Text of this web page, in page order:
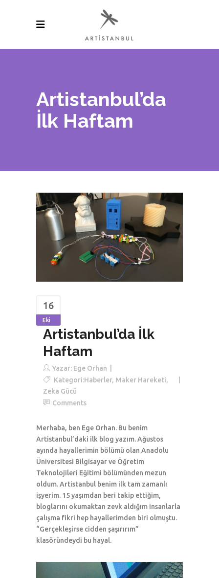
Artistanbul’da
İlk Haftam
16
Eki
Artistanbul’da İlk
Haftam
Yazar: Ege Orhan
Kategori:Haberler, Maker Hareketi,
Zeka Gücü
Comments
Merhaba, ben Ege Orhan. Bu benim
Artistanbul’daki ilk blog yazım. Ağustos
ayında hayallerimin bölümü olan Anadolu
Üniversitesi Bilgisayar ve Öğretim
Teknolojileri Eğitimi bölümünden mezun
oldum. Artistanbul benim ilk tam zamanlı
işyerim. 15 yaşımdan beri takip ettiğim,
bloglarını okumaktan zevk aldığım insanlarla
çalışma fikri hep hayallerimden biri olmuştu.
“Gerçekleşirse cidden şaşırırım”
klasöründeydi bu hayal.